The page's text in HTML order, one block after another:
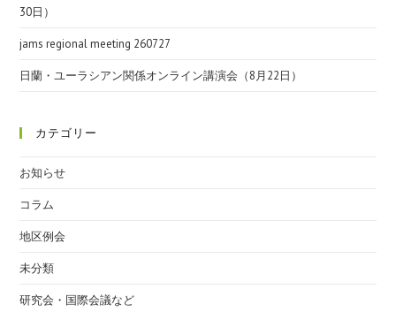
30日）
jams regional meeting 260727
日蘭・ユーラシアン関係オンライン講演会（8月22日）
カテゴリー
お知らせ
コラム
地区例会
未分類
研究会・国際会議など